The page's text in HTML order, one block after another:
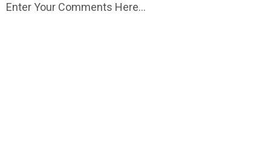
Enter Your Comments Here...